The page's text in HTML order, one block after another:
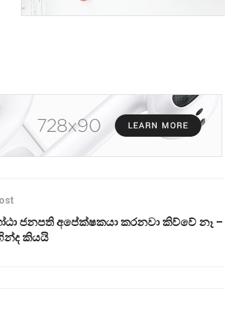
ජනපති අපේක්ෂකයා කරනවා කිව්වේ නෑ –
කියයි